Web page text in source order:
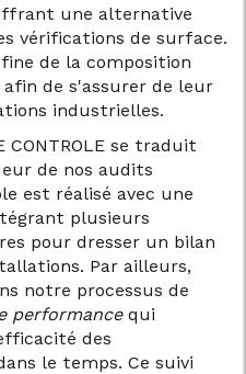
une alternative
vérifications de surface.
de la composition
de s'assurer de leur
industrielles.
CONTROLE se traduit
de nos audits
est réalisé avec une
plusieurs
pour dresser un bilan
Par ailleurs,
notre processus de
performancequi
des
le temps. Ce suivi